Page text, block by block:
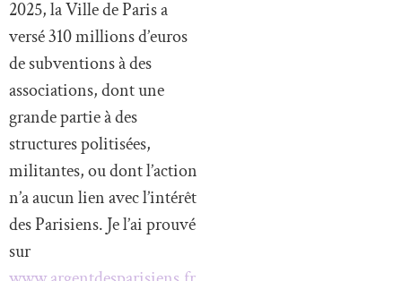
2025, la Ville de Paris a
versé 310 millions d’euros
de subventions à des
associations, dont une
grande partie à des
structures politisées,
militantes, ou dont l’action
n’a aucun lien avec l’intérêt
des Parisiens. Je l’ai prouvé
sur